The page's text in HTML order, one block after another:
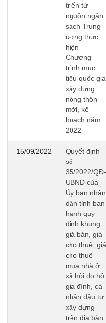
triển từ
nguồn ngân
sách Trung
ương thực
hiện
Chương
trình mục
tiêu quốc gia
xây dựng
nông thôn
mới, kế
hoạch năm
2022
15/09/2022
Quyết định
số
35/2022/QĐ-
UBND của
Ủy ban nhân
dân tỉnh ban
hành quy
định khung
giá bán, giá
cho thuê, giá
cho thuê
mua nhà ở
xã hội do hộ
gia đình, cá
nhân đầu tư
xây dựng
trên địa bàn